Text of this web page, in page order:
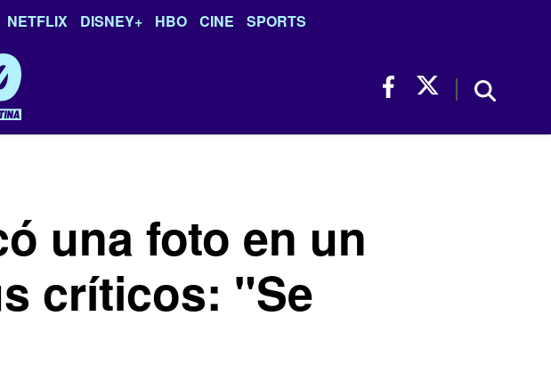
NETFLIX DISNEY+ HBO CINE SPORTS
una foto en un
críticos: "Se